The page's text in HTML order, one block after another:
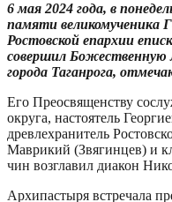
6 мая 2024 года, в
памяти великомученика
Ростовской епархии
совершил Божественную
города Таганрога,
Его Преосвященству
округа, настоятель
древлехранитель
Маврикий (Звягинцев) и
чин возглавил диакон
Архипастыря встречала